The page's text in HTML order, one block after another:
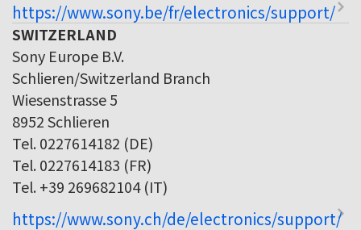
https://www.sony.be/fr/electronics/support/
SWITZERLAND
Sony Europe B.V.
Schlieren/Switzerland Branch
Wiesenstrasse 5
8952 Schlieren
Tel. 0227614182 (DE)
Tel. 0227614183 (FR)
Tel. +39 269682104 (IT)
https://www.sony.ch/de/electronics/support/